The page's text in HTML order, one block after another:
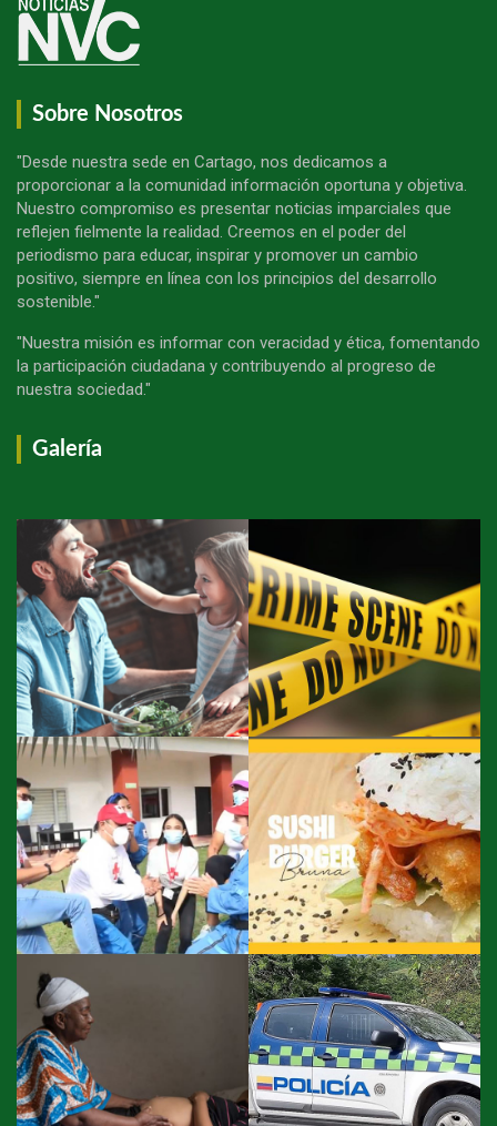
Sobre Nosotros
"Desde nuestra sede en Cartago, nos dedicamos a
proporcionar a la comunidad información oportuna y objetiva.
Nuestro compromiso es presentar noticias imparciales que
reflejen fielmente la realidad. Creemos en el poder del
periodismo para educar, inspirar y promover un cambio
positivo, siempre en línea con los principios del desarrollo
sostenible."
"Nuestra misión es informar con veracidad y ética, fomentando
la participación ciudadana y contribuyendo al progreso de
nuestra sociedad."
Galería